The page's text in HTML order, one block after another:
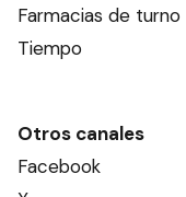
Farmacias de turno
Tiempo
Otros canales
Facebook